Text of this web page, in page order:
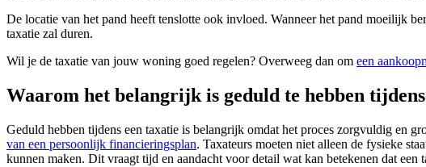
De locatie van het pand heeft tenslotte ook invloed. Wanneer het pand moeilijk
taxatie zal duren.
Wil je de taxatie van jouw woning goed regelen? Overweeg dan om een
Waarom het belangrijk is geduld te hebben
Geduld hebben tijdens een taxatie is belangrijk omdat het proces zorgvuldig en
van een persoonlijk financieringsplan. Taxateurs moeten niet alleen de fysieke
kunnen maken. Dit vraagt tijd en aandacht voor detail wat kan betekenen dat